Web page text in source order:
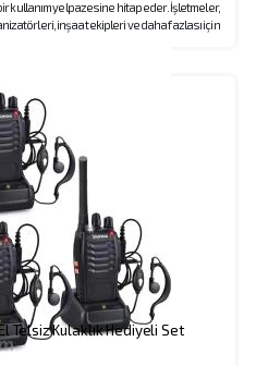
kullanım yelpazesine hitap eder. İşletmeler,
inşaat ekipleri ve daha fazlası için
tasarımı, yüksek performansı ve kullanıcı
kampanya kapsamında kulaklık hediyelidir.
Telsiz Kulaklık Hediyeli Set